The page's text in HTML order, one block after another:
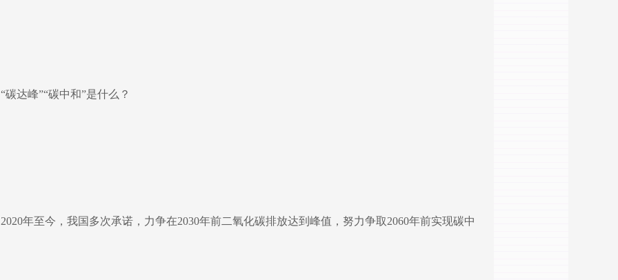
“碳达峰”“碳中和”是什么？
2020年至今，我国多次承诺，力争在2030年前二氧化碳排放达到峰值，努力争取2060年前实现碳中